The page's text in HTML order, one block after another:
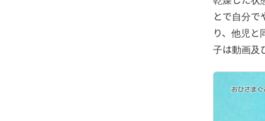
とで自分
り、他児
子は動画及